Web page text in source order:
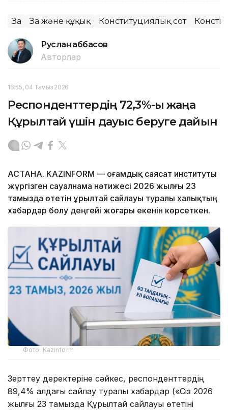
Заң Заң және құқық Конституциялық сот
Руслан Ғаббасов
Авторлар
16:55, 04 Тамыз 2026
Респонденттердің 72,3%-ы жаңа
Құрылтай үшін дауыс беруге дайын
АСТАНА. KAZINFORM — Қоғамдық саясат институты
жүргізген сауалнама нәтижесі 2026 жылғы 23
тамызда өтетін Құрылтай сайлауы туралы халықтың
хабардар болу деңгейі жоғары екенін көрсеткен.
Фото: Kazinform
Зерттеу деректеріне сәйкес, респонденттердің
89,4% алдағы сайлау туралы хабардар («Сіз 2026
жылғы 23 тамызда Құрылтай сайлауы өтетіні